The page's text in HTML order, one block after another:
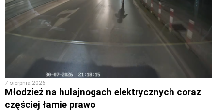
7 sierpnia 2026
Młodzież na hulajnogach elektrycznych coraz
częściej łamie prawo